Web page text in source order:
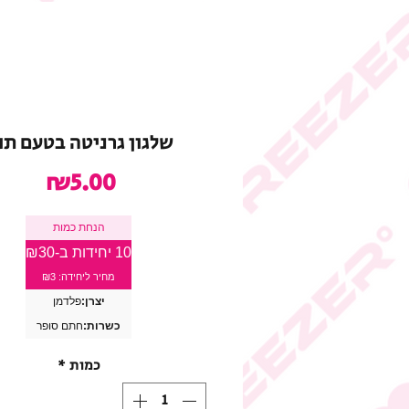
שלגון גרניטה בטעם
₪5.00
הנחת כמות
10 יחידות ב-₪30
מחיר ליחידה: ₪3
יצרן:פלדמן
כשרות:חתם סופר
כמות *